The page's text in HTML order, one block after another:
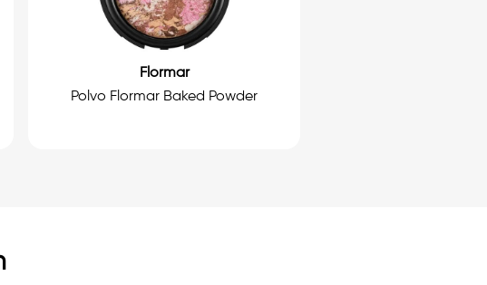
Flormar
Polvo Flormar Baked Powder